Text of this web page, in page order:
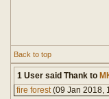
Back to top
1 User said Thank to
fire forest(09 Jan 2018,